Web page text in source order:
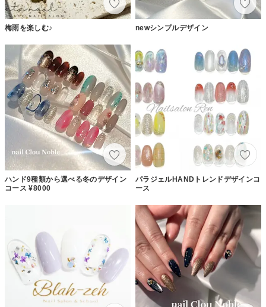
梅雨を楽しむ♪ newシンプルデザイン
ハンド9種類から選べる冬のデザイン
コース ¥8000
パラジェルHANDトレンドデザインコ
ース